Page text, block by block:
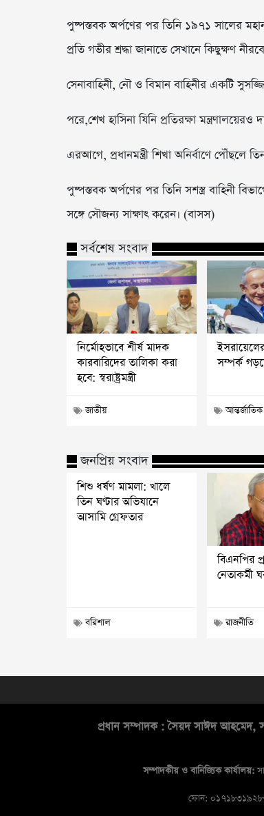
পুষ্পস্তবক অর্পণের পর তিনি ১৯৭১ সালের মহান
প্রতি গভীর শ্রদ্ধা জানাতে সেখানে কিছুক্ষণ
সেনাবাহিনী, নৌ ও বিমান বাহিনীর একটি
পরে,শেখ হাসিনা যিনি প্রতিরক্ষা মন্ত্রণালয়েরও
এরআগে, প্রধানমন্ত্রী শিখা অনির্বাণে পৌঁছলে
পুষ্পস্তবক অর্পণের পর তিনি সশস্ত্র বাহিনী
সঙ্গে সৌজন্য সাক্ষাৎ করেন। (বাসস)
সর্বশেষ সংবাদ
নির্মোহভাবে শীর্ষ মাদক
কারবারিদের তালিকা করা
হবে: স্বরাষ্ট্রমন্ত্রী
জাতীয়
সম্পর্ক
আন্তর্জাতিক
জনপ্রিয় সংবাদ
শিশু ধর্ষণ মামলা: খালে
তিন ঘণ্টার অভিযানে
আসামি গ্রেফতার
বরিশাল
বিএনপির
নেতাকর্মী
রাজনীতি
প্রধান সম্পাদক : সৈয়দ সাঈদ আহমেদ,
সম্পাদকীয় ও বানিজ্যিক কার্যালয়:
ফোন: